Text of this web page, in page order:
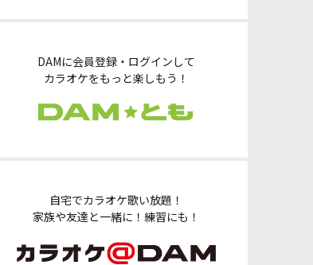
DAMに会員登録・ログインして
カラオケをもっと楽しもう！
自宅でカラオケ歌い放題！
家族や友達と一緒に！練習にも！